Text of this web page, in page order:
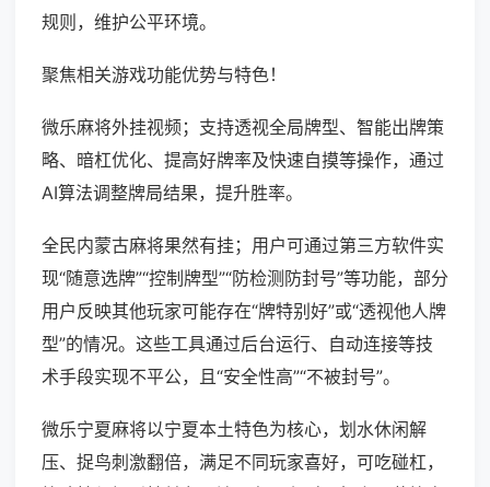
规则，维护公平环境。
聚焦相关游戏功能优势与特色！
微乐麻将外挂视频；支持透视全局牌型、智能出牌策
略、暗杠优化、提高好牌率及快速自摸等操作，通过
AI算法调整牌局结果，提升胜率。
全民内蒙古麻将果然有挂；用户可通过第三方软件实
现“随意选牌”“控制牌型”“防检测防封号”等功能，部分
用户反映其他玩家可能存在“牌特别好”或“透视他人牌
型”的情况。这些工具通过后台运行、自动连接等技
术手段实现不平公，且“安全性高”“不被封号”。
微乐宁夏麻将以宁夏本土特色为核心，划水休闲解
压、捉鸟刺激翻倍，满足不同玩家喜好，可吃碰杠，